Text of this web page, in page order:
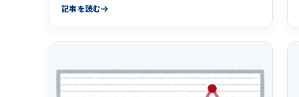
ステム開発からバグがなくなることはない理由につい
記事を読む